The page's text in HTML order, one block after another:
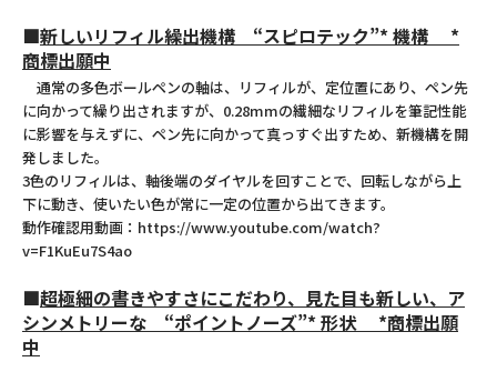
■新しいリフィル繰出機構 “スピロテック”* 機構 *
商標出願中
通常の多色ボールペンの軸は、リフィルが、定位置にあり、ペン先
に向かって繰り出されますが、0.28mmの繊細なリフィルを筆記性能
に影響を与えずに、ペン先に向かって真っすぐ出すため、新機構を開
発しました。
3色のリフィルは、軸後端のダイヤルを回すことで、回転しながら上
下に動き、使いたい色が常に一定の位置から出てきます。
動作確認用動画： https://www.youtube.com/watch?
v=F1KuEu7S4ao
■超極細の書きやすさにこだわり、見た目も新しい、ア
シンメトリーな “ポイントノーズ”* 形状 *商標出願
中